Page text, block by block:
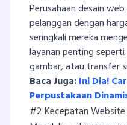
Perusahaan desain
pelanggan dengan
seringkali mereka
layanan penting
gambar, atau transfer
Baca Juga:Ini Dia!
Perpustakaan
#2 Kecepatan